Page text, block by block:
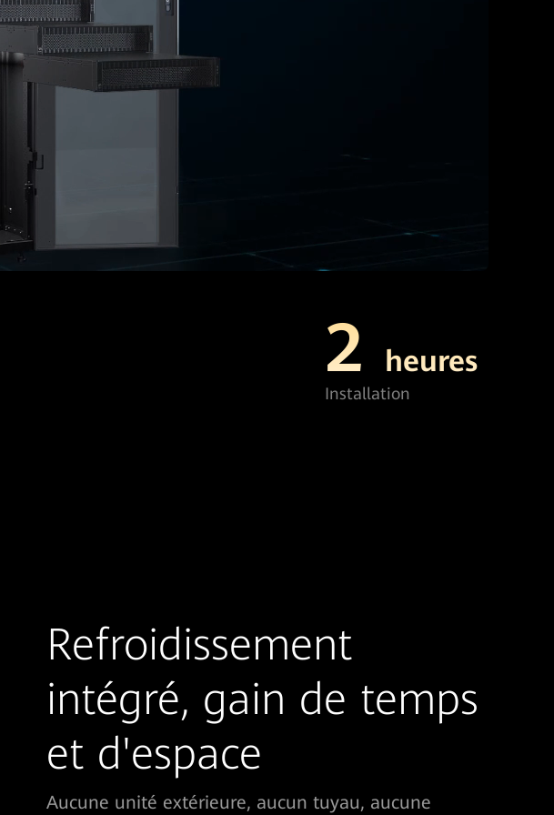
2 heures
Installation
Refroidissement
intégré, gain de temps
et d'espace
Aucune unité extérieure, aucun tuyau, aucune